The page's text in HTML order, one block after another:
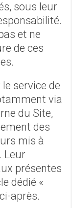
sous leur
et ne
de ces
service de
via
du Site,
des
mis à
Leur
présentes
dédié «
après.